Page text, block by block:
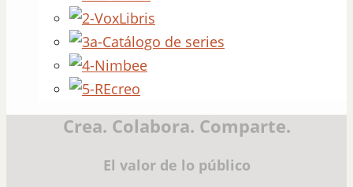
Crea. Colabora. Comparte.
El valor de lo público